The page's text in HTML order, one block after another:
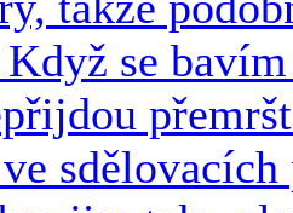
se
sdělovacích